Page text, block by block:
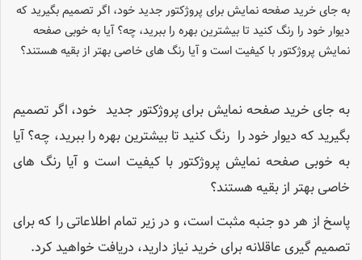
به جای خرید صفحه نمایش برای پروژکتور جدید خود، اگر تصمیم بگیرید که
دیوار خود را رنگ کنید تا بیشترین بهره را ببرید، چه؟ آیا به خوبی صفحه
نمایش پروژکتور با کیفیت است و آیا رنگ های خاصی بهتر از بقیه هستند؟
به جای خرید صفحه نمایش برای پروژکتور جدید خود، اگر تصمیم
بگیرید که دیوار خود را رنگ کنید تا بیشترین بهره را ببرید، چه؟ آیا
به خوبی صفحه نمایش پروژکتور با کیفیت است و آیا رنگ های
خاصی بهتر از بقیه هستند؟
پاسخ از هر دو جنبه مثبت است، و در زیر تمام اطلاعاتی را که برای
تصمیم گیری عاقلانه برای خرید نیاز دارید، دریافت خواهید کرد.